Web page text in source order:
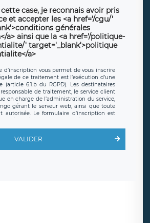
case, je reconnais avoir pris
et accepter les <a href='/cgu/'
générales
a> ainsi que la <a href='/politique-
' target='_blank'>politique
a>
d’inscription vous permet de vous inscrire
de ce traitement est l’exécution d’une
(article 6.1.b du RGPD). Les destinataires
de traitement, le service client
en charge de l’administration du service,
gérant le serveur web, ainsi que toute
autorisée. Le formulaire d’inscription est
de protection conformes au RGPD. Les
étant entendu que vous pouvez
de vos données et retirer votre
VALIDER